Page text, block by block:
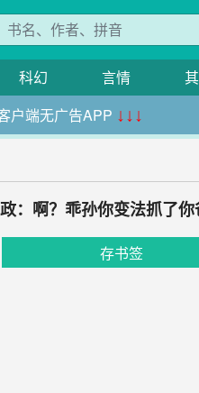
科幻 言情
户端无广告APP ↓↓↓
：啊？乖孙你变法抓了
存书签